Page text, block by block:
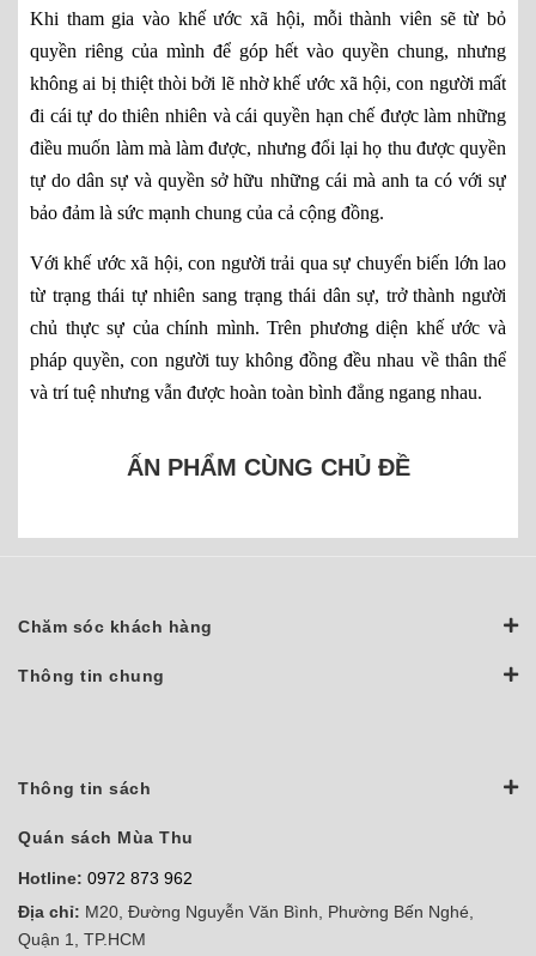
Khi tham gia vào khế ước xã hội, mỗi thành viên sẽ từ bỏ
quyền riêng của mình để góp hết vào quyền chung, nhưng
không ai bị thiệt thòi bởi lẽ nhờ khế ước xã hội, con người mất
đi cái tự do thiên nhiên và cái quyền hạn chế được làm những
điều muốn làm mà làm được, nhưng đổi lại họ thu được quyền
tự do dân sự và quyền sở hữu những cái mà anh ta có với sự
bảo đảm là sức mạnh chung của cả cộng đồng.
Với khế ước xã hội, con người trải qua sự chuyển biến lớn lao
từ trạng thái tự nhiên sang trạng thái dân sự, trở thành người
chủ thực sự của chính mình. Trên phương diện khế ước và
pháp quyền, con người tuy không đồng đều nhau về thân thể
và trí tuệ nhưng vẫn được hoàn toàn bình đẳng ngang nhau.
ẤN PHẨM CÙNG CHỦ ĐỀ
Chăm sóc khách hàng
Thông tin chung
Thông tin sách
Quán sách Mùa Thu
Hotline: 0972 873 962
Địa chỉ: M20, Đường Nguyễn Văn Bình, Phường Bến Nghé,
Quận 1, TP.HCM